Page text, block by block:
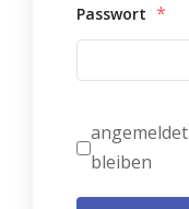
Passwort *
angemeldet
bleiben